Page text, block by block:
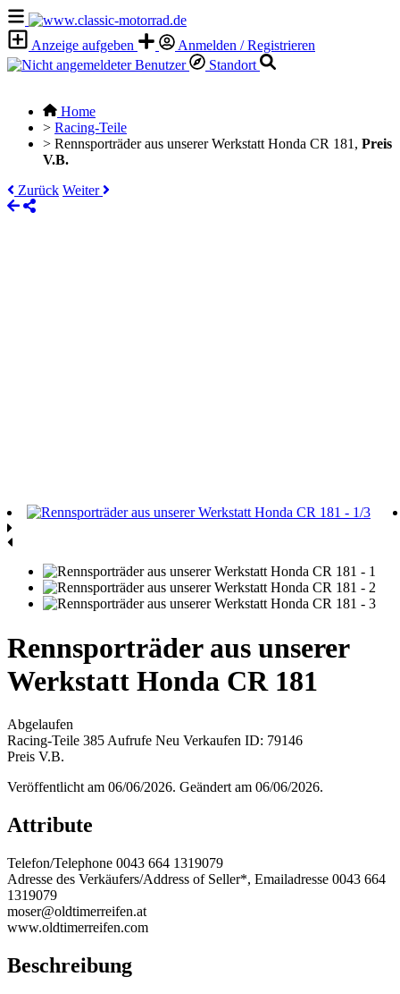
Anzeige aufgeben
Anmelden / Registrieren
Standort
Home
> Racing-Teile
> Rennsporträder aus unserer Werkstatt Honda CR 181, Preis
V.B.
Zurück Weiter
Rennsporträder aus unserer
Werkstatt Honda CR 181
Abgelaufen
Racing-Teile 385 Aufrufe Neu Verkaufen ID: 79146
Preis V.B.
Veröffentlicht am 06/06/2026. Geändert am 06/06/2026.
Attribute
Telefon/Telephone 0043 664 1319079
Adresse des Verkäufers/Address of Seller*, Emailadresse 0043 664
1319079
moser@oldtimerreifen.at
www.oldtimerreifen.com
Beschreibung